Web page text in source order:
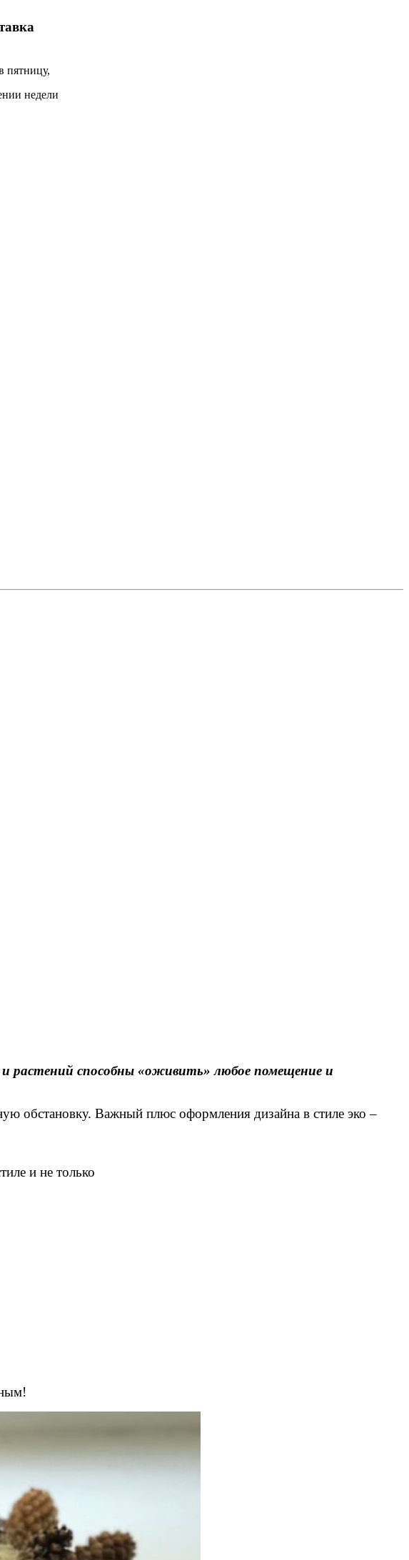
пятницу,
недели
растений способны «оживить» любое помещение и
обстановку. Важный плюс оформления дизайна в стиле эко –
и не только